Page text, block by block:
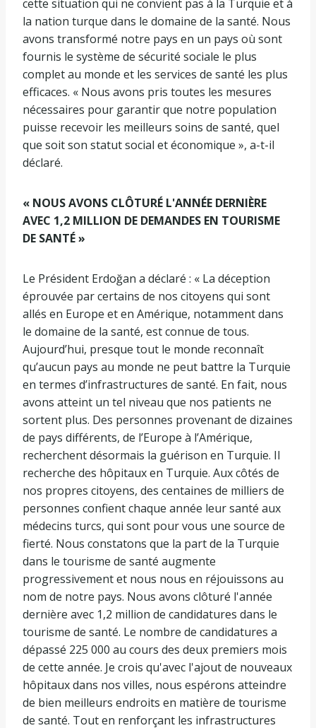
cette situation qui ne convient pas à la Turquie et à
la nation turque dans le domaine de la santé. Nous
avons transformé notre pays en un pays où sont
fournis le système de sécurité sociale le plus
complet au monde et les services de santé les plus
efficaces. « Nous avons pris toutes les mesures
nécessaires pour garantir que notre population
puisse recevoir les meilleurs soins de santé, quel
que soit son statut social et économique », a-t-il
déclaré.
« NOUS AVONS CLÔTURÉ L'ANNÉE DERNIÈRE
AVEC 1,2 MILLION DE DEMANDES EN TOURISME
DE SANTÉ »
Le Président Erdoğan a déclaré : « La déception
éprouvée par certains de nos citoyens qui sont
allés en Europe et en Amérique, notamment dans
le domaine de la santé, est connue de tous.
Aujourd’hui, presque tout le monde reconnaît
qu’aucun pays au monde ne peut battre la Turquie
en termes d’infrastructures de santé. En fait, nous
avons atteint un tel niveau que nos patients ne
sortent plus. Des personnes provenant de dizaines
de pays différents, de l’Europe à l’Amérique,
recherchent désormais la guérison en Turquie. Il
recherche des hôpitaux en Turquie. Aux côtés de
nos propres citoyens, des centaines de milliers de
personnes confient chaque année leur santé aux
médecins turcs, qui sont pour vous une source de
fierté. Nous constatons que la part de la Turquie
dans le tourisme de santé augmente
progressivement et nous nous en réjouissons au
nom de notre pays. Nous avons clôturé l'année
dernière avec 1,2 million de candidatures dans le
tourisme de santé. Le nombre de candidatures a
dépassé 225 000 au cours des deux premiers mois
de cette année. Je crois qu'avec l'ajout de nouveaux
hôpitaux dans nos villes, nous espérons atteindre
de bien meilleurs endroits en matière de tourisme
de santé. Tout en renforçant les infrastructures